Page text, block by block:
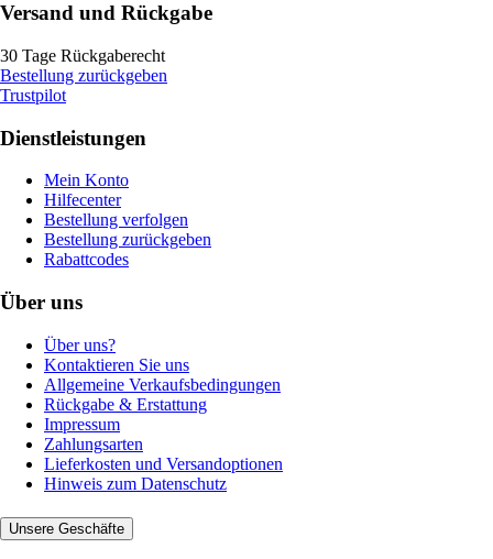
Versand und Rückgabe
30 Tage Rückgaberecht
Bestellung zurückgeben
Trustpilot
Dienstleistungen
Mein Konto
Hilfecenter
Bestellung verfolgen
Bestellung zurückgeben
Rabattcodes
Über uns
Über uns?
Kontaktieren Sie uns
Allgemeine Verkaufsbedingungen
Rückgabe & Erstattung
Impressum
Zahlungsarten
Lieferkosten und Versandoptionen
Hinweis zum Datenschutz
Unsere Geschäfte